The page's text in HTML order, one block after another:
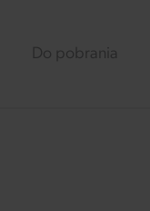
Do pobrania